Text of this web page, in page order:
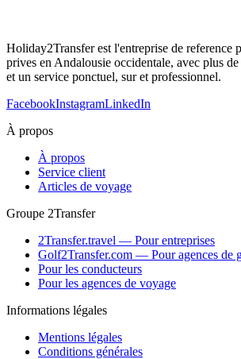
Holiday2Transfer est l'entreprise de reference
prives en Andalousie occidentale, avec plus
et un service ponctuel, sur et professionnel.
FacebookInstagramLinkedIn
À propos
À propos
Service client
Articles de voyage
Groupe 2Transfer
2Transfer.travel — Pour entreprises
Golf2Transfer.com — Pour agences de
Pour les conducteurs
Pour les agences de voyage
Informations légales
Mentions légales
Conditions générales